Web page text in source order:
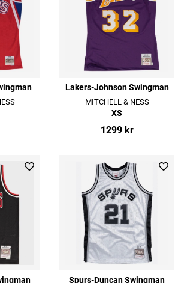
Lakers-Johnson Swingman
MITCHELL & NESS
XS
1299 kr
Spurs-Duncan Swingman